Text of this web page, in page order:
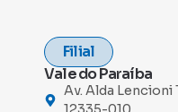
Filial
Vale do Paraíba
Av. Alda Lencioni